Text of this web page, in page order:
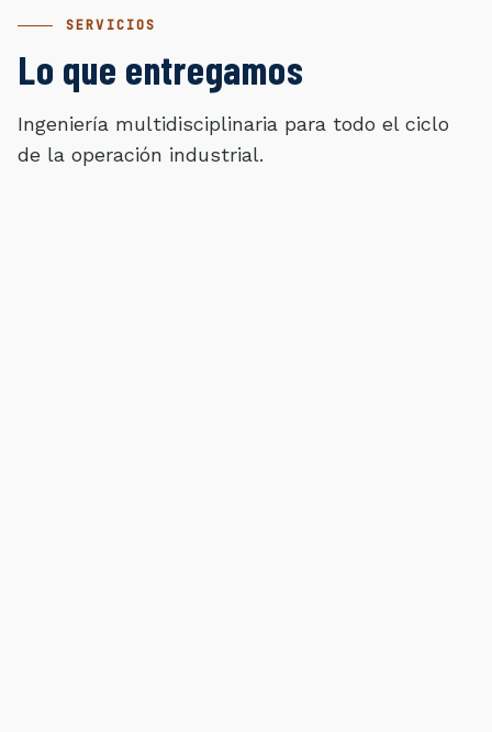
SERVICIOS
Lo que entregamos
Ingeniería multidisciplinaria para todo el ciclo
de la operación industrial.